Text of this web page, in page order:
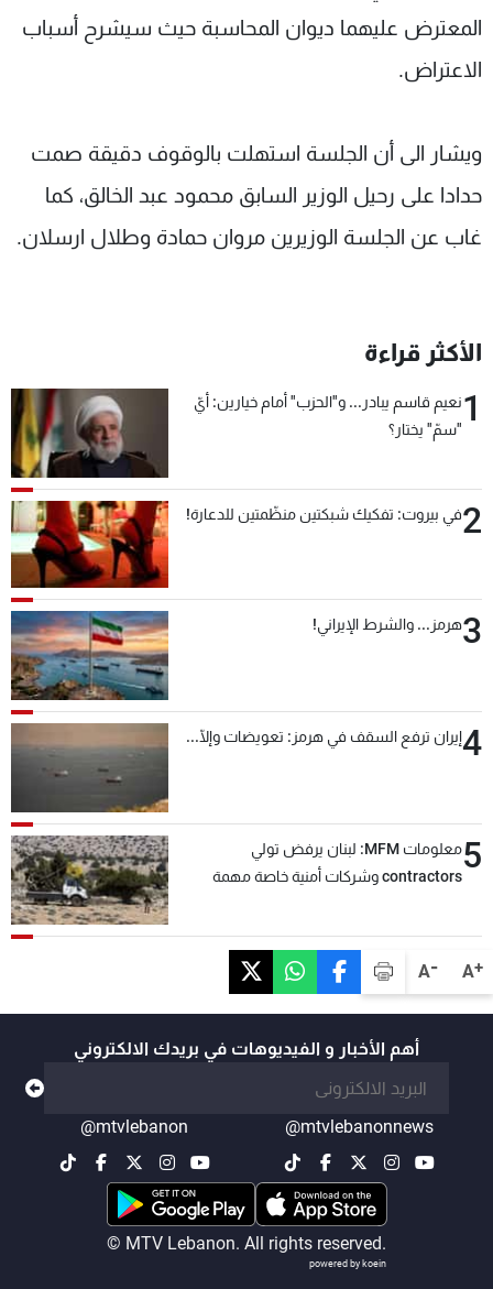
A+
A-
المعترض عليهما ديوان المحاسبة حيث سيشرح أسباب
الاعتراض.
ويشار الى أن الجلسة استهلت بالوقوف دقيقة صمت
حدادا على رحيل الوزير السابق محمود عبد الخالق، كما
غاب عن الجلسة الوزيرين مروان حمادة وطلال ارسلان.
الأكثر قراءة
1نعيم قاسم يبادر... و"الحزب" أمام خيارين: أيّ
"سمّ" يختار؟
2في بيروت: تفكيك شبكتين منظّمتين للدعارة!
3هرمز... والشرط الإيراني!
4إيران ترفع السقف في هرمز: تعويضات وإلّا...
5
معلومات MFM: لبنان يرفض تولي
contractors وشركات أمنية خاصة مهمة
أهم الأخبار و الفيديوهات في بريدك الالكتروني
@mtvlebanonnews
@mtvlebanon
© MTV Lebanon. All rights reserved.
powered by koein